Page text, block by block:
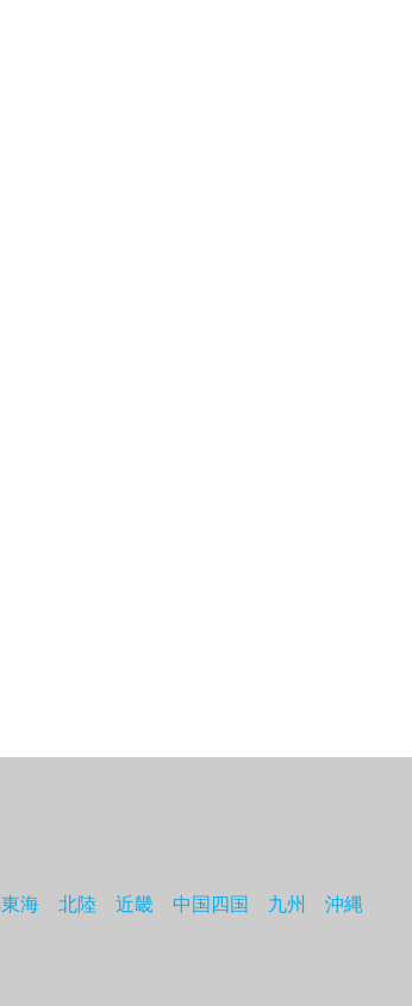
東海 北陸 近畿 中国四国 九州 沖縄